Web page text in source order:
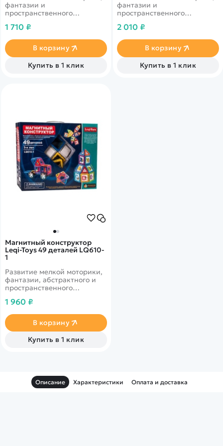
фантазии и
пространственного
простота конструирования.
1 710 ₽
В корзину
Купить в 1 клик
фантазии и
пространственного
простота конструирования.
2 010 ₽
В корзину
Купить в 1 клик
Магнитный конструктор
Leqi-Toys 49 деталей LQ610-
1
Развитие мелкой моторики,
фантазии, абстрактного и
пространственного
простота конструирования.
1 960 ₽
В корзину
Купить в 1 клик
Описание Характеристики Оплата и доставка